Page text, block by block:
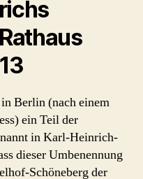
Berlin (nach einem
ein Teil der
in Karl-Heinrich-
dieser Umbenennung
Schöneberg der